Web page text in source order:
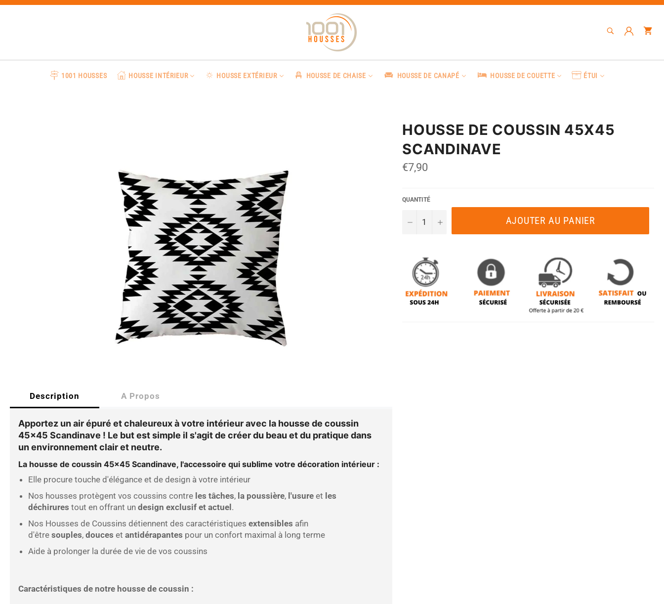
Passer
RECHERCHE
Recherche
1001 HOUSSES HOUSSE INTÉRIEUR HOUSSE EXTÉRIEUR HOUSSE DE CHAISE HOUSSE DE CANAPÉ HOUSSE DE COUETTE ÉTUI
Description A Propos
Apportez un air épuré et chaleureux à votre intérieur avec la housse de coussin
45x45 Scandinave ! Le but est simple il s'agit de créer du beau et du pratique dans
un environnement clair et neutre.
La housse de coussin 45x45 Scandinave, l'accessoire qui sublime votre décoration intérieur :
Elle procure touche d'élégance et de design à votre intérieur
Nos housses protègent vos coussins contre les tâches, la poussière, l'usure et les
déchirures tout en offrant un design exclusif et actuel.
Nos Housses de Coussins détiennent des caractéristiques extensibles afin
d'être souples, douces et antidérapantes pour un confort maximal à long terme
Aide à prolonger la durée de vie de vos coussins
Caractéristiques de notre housse de coussin :
HOUSSE DE COUSSIN 45X45
SCANDINAVE
Prix
régulier
€7,90
QUANTITÉ
− + AJOUTER AU PANIER